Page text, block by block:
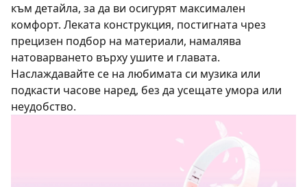
към детайла, за да ви осигурят максимален
комфорт. Леката конструкция, постигната чрез
прецизен подбор на материали, намалява
натоварването върху ушите и главата.
Наслаждавайте се на любимата си музика или
подкасти часове наред, без да усещате умора или
неудобство.